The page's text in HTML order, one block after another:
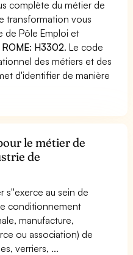
complète du métier de
transformation vous
de Pôle Emploi et
H3302. Le code
des métiers et des
d'identifier de manière
le métier de
de
s''exerce au sein de
conditionnement
manufacture,
ou association) de
verriers, ...